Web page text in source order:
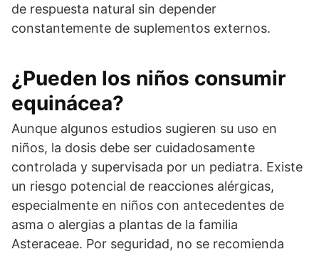
de respuesta natural sin depender
constantemente de suplementos externos.
¿Pueden los niños consumir
equinácea?
Aunque algunos estudios sugieren su uso en
niños, la dosis debe ser cuidadosamente
controlada y supervisada por un pediatra. Existe
un riesgo potencial de reacciones alérgicas,
especialmente en niños con antecedentes de
asma o alergias a plantas de la familia
Asteraceae. Por seguridad, no se recomienda